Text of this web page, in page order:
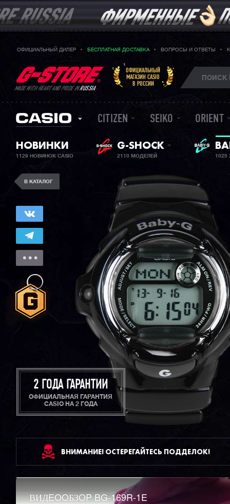
ОФИЦИАЛЬНЫЙ ДИЛЕР БЕСПЛАТНАЯ ДОСТАВКА ВОПРОСЫ И ОТВЕТЫ
MADE WITH HEART AND PRIDE INRUSSIA
ОФИЦИАЛЬНЫЙ
МАГАЗИН CASIO
В РОССИИ
CITIZEN SEIKO ORIENT
НОВИНКИ
1129 НОВИНОК CASIO
G-SHOCK
2110 МОДЕЛЕЙ
В КАТАЛОГ
2 ГОДА ГАРАНТИИ
ОФИЦИАЛЬНАЯ ГАРАНТИЯ
CASIO НА 2 ГОДА
ВНИМАНИЕ! ОСТЕРЕГАЙТЕСЬ ПОДДЕЛОК!
ВИДEOOБЗOP BG-169R-1E